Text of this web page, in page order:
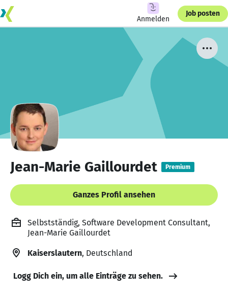
Anmelden
Job posten
Jean-Marie Gaillourdet Premium
Ganzes Profil ansehen
Selbstständig, Software Development Consultant,
Jean-Marie Gaillourdet
Kaiserslautern, Deutschland
Logg Dich ein, um alle Einträge zu sehen.